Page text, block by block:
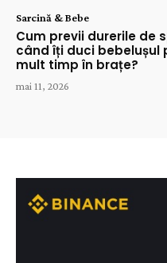
Sarcină & Bebe
Cum previi durerile de
când îți duci bebelușul
mult timp în brațe?
mai 11, 2026